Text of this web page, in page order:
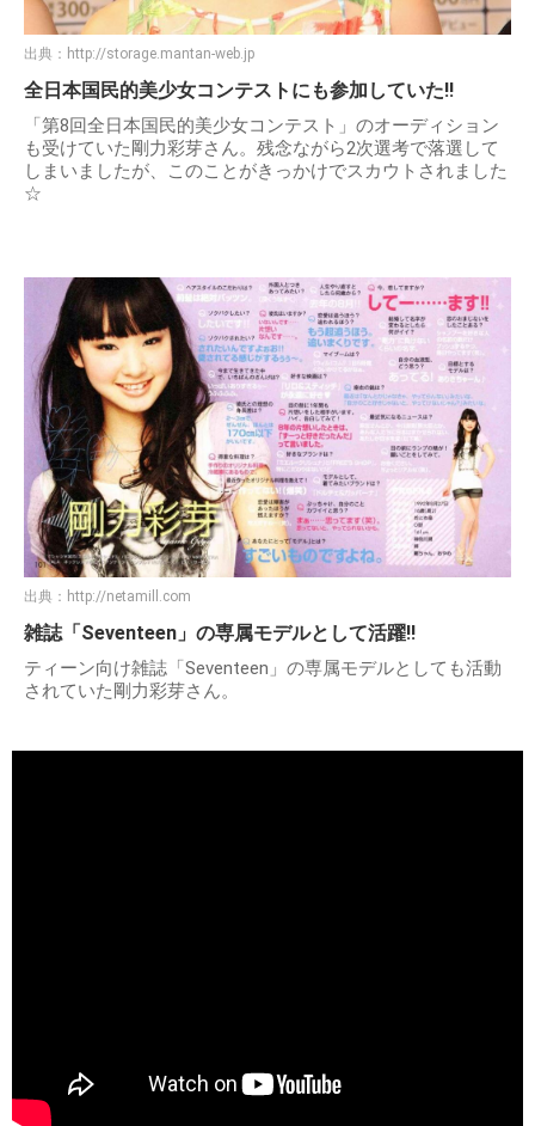
出典： http://storage.mantan-web.jp
全日本国民的美少女コンテストにも参加していた!!
「第8回全日本国民的美少女コンテスト」のオーディション
も受けていた剛力彩芽さん。残念ながら2次選考で落選して
しまいましたが、このことがきっかけでスカウトされました
☆
出典： http://netamill.com
雑誌「Seventeen」の専属モデルとして活躍!!
ティーン向け雑誌「Seventeen」の専属モデルとしても活動
されていた剛力彩芽さん。